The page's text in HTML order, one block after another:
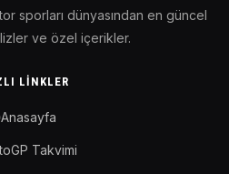
sporları dünyasından en güncel
ve özel içerikler.
LINKLER
Anasayfa
Takvimi